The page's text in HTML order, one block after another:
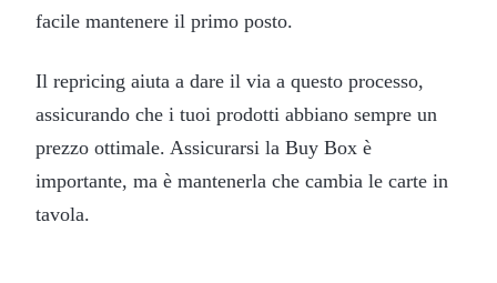
facile mantenere il primo posto.
Il repricing aiuta a dare il via a questo processo,
assicurando che i tuoi prodotti abbiano sempre un
prezzo ottimale. Assicurarsi la Buy Box è
importante, ma è mantenerla che cambia le carte in
tavola.